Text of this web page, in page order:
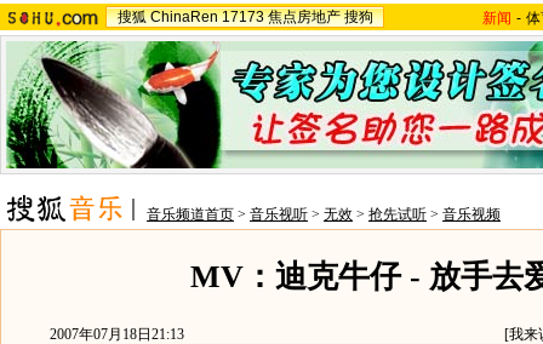
搜狐 ChinaRen 17173 焦点房地产 搜狗 新闻 -
音乐频道首页 > 音乐视听 > 无效 > 抢先试听 > 音乐视频
MV：迪克牛仔 - 放手去
2007年07月18日21:13 [我来